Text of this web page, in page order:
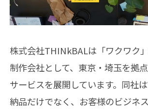
株式会社THINkBALは「ワクワク
制作会社として、東京・埼玉を拠
サービスを展開しています。同社
納品だけでなく、お客様のビジネ